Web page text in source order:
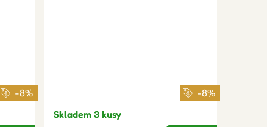
-8%
-8%
Skladem 3 kusy